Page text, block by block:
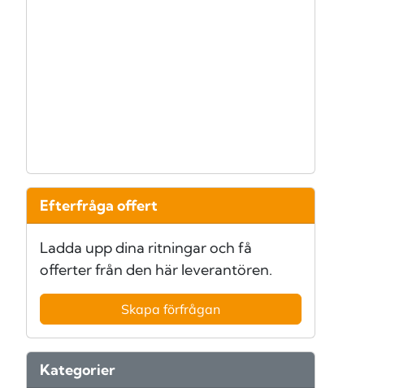
Efterfråga offert
Ladda upp dina ritningar och få
offerter från den här leverantören.
Skapa förfrågan
Kategorier